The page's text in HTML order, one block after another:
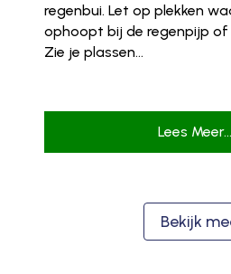
regenbui. Let op plekken
ophoopt bij de regenpijp of
Zie je plassen...
Lees Meer...
Bekijk